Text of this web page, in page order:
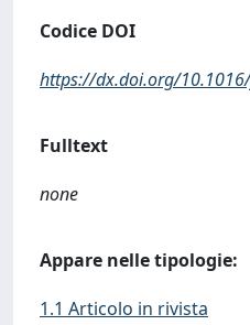
Codice DOI
https://dx.doi.org/
Fulltext
none
Appare nelle tipologie:
1.1 Articolo in rivista